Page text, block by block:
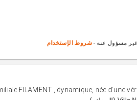
مسؤول عنه - شروط الإستخدام
FILAMENT , dynamique, née d'une